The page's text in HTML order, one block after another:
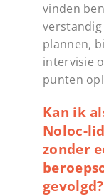
vinden
plannen,
intervisie
punten
Kan ik
Noloc-
zonder
gevolgd?